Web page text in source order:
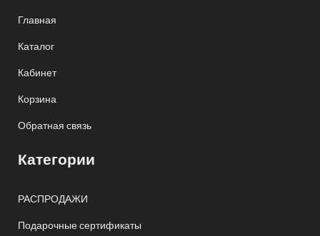
Главная
Каталог
Кабинет
Корзина
Обратная связь
Категории
РАСПРОДАЖИ
Подарочные сертификаты